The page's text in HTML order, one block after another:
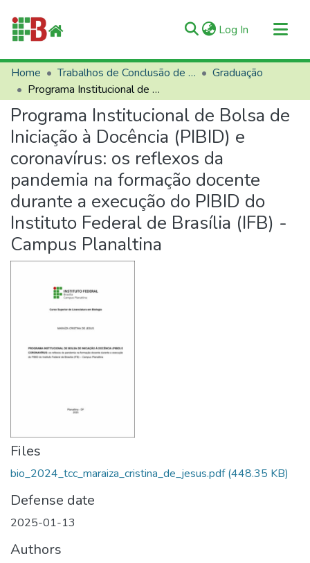
Log In (current)
Communities & Collections
All of RIIFB
Manuals and Terms
Statistics
About RIIFB
Help
Contacts
Home Trabalhos de Conclusão de Curso (TCCs)
Graduação
Programa Institucional de Bolsa de Iniciação à Docência (PIBID) e coronavírus: os reflexos da pandemia na formação docente durante a execução do PIBID do Instituto Federal de Brasília (IFB) - Campus Planaltina
Programa Institucional de Bolsa de
Iniciação à Docência (PIBID) e
coronavírus: os reflexos da
pandemia na formação docente
durante a execução do PIBID do
Instituto Federal de Brasília (IFB) -
Campus Planaltina
Files
bio_2024_tcc_maraiza_cristina_de_jesus.pdf(448.35 KB)
Defense date
2025-01-13
Authors